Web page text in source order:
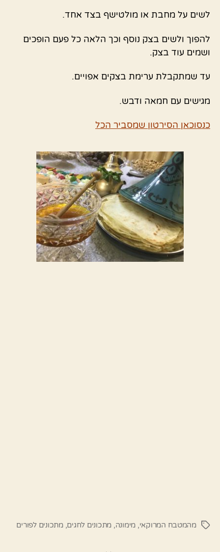
לשים על מחבת או מולטישף בצד אחד.
להפוך ולשים בצק נוסף וכך הלאה כל פעם הופכים
ושמים עוד בצק.
עד שמתקבלת ערימת בצקים אפויים.
מגישים עם חמאה ודבש.
כנסוכאן הסירטון שמסביר הכל
תגיותמהמטבח המרוקאי, מימונה, מתכונים לחגים,מתכונים לפורים